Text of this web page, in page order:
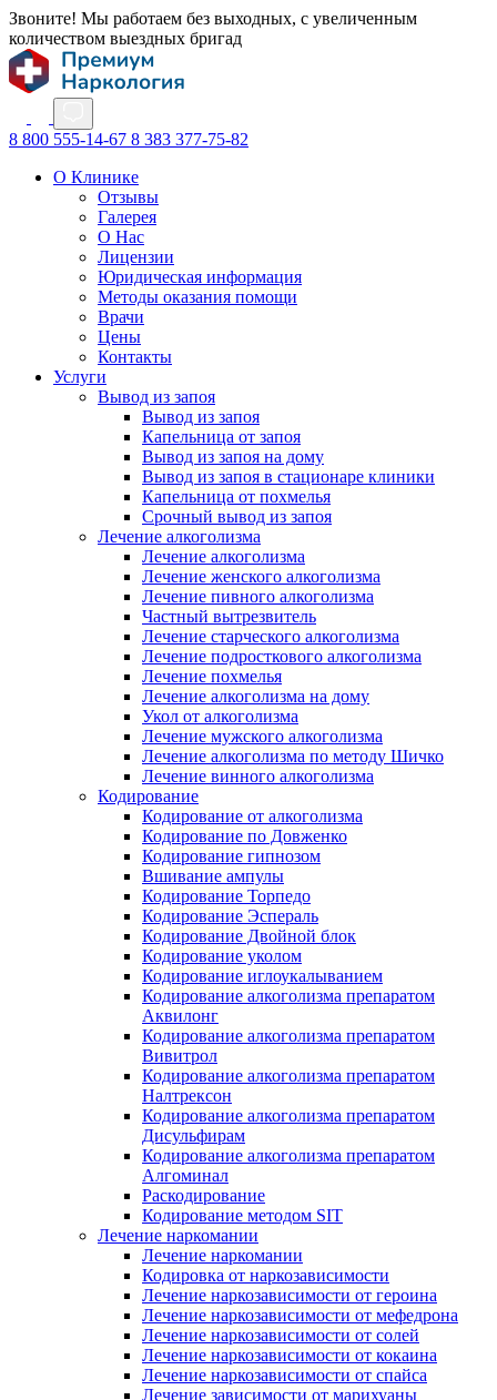
Звоните! Мы работаем без выходных, с увеличенным
количеством выездных бригад
8 800 555-14-67 8 383 377-75-82
О Клинике
Отзывы
Галерея
О Нас
Лицензии
Юридическая информация
Методы оказания помощи
Врачи
Цены
Контакты
Услуги
Вывод из запоя
Вывод из запоя
Капельница от запоя
Вывод из запоя на дому
Вывод из запоя в стационаре клиники
Капельница от похмелья
Срочный вывод из запоя
Лечение алкоголизма
Лечение алкоголизма
Лечение женского алкоголизма
Лечение пивного алкоголизма
Частный вытрезвитель
Лечение старческого алкоголизма
Лечение подросткового алкоголизма
Лечение похмелья
Лечение алкоголизма на дому
Укол от алкоголизма
Лечение мужского алкоголизма
Лечение алкоголизма по методу Шичко
Лечение винного алкоголизма
Кодирование
Кодирование от алкоголизма
Кодирование по Довженко
Кодирование гипнозом
Вшивание ампулы
Кодирование Торпедо
Кодирование Эспераль
Кодирование Двойной блок
Кодирование уколом
Кодирование иглоукалыванием
Кодирование алкоголизма препаратом
Аквилонг
Кодирование алкоголизма препаратом
Вивитрол
Кодирование алкоголизма препаратом
Налтрексон
Кодирование алкоголизма препаратом
Дисульфирам
Кодирование алкоголизма препаратом
Алгоминал
Раскодирование
Кодирование методом SIT
Лечение наркомании
Лечение наркомании
Кодировка от наркозависимости
Лечение наркозависимости от героина
Лечение наркозависимости от мефедрона
Лечение наркозависимости от солей
Лечение наркозависимости от кокаина
Лечение наркозависимости от спайса
Лечение зависимости от марихуаны